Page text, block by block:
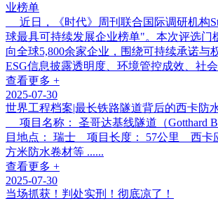
业榜单
近日，《时代》周刊联合国际调研机构
球最具可持续发展企业榜单"。本次评选门
向全球5,800余家企业，围绕可持续承诺与
ESG信息披露透明度、环境管控成效、社
查看更多 +
2025-07-30
世界工程档案|最长铁路隧道背后的西卡防
项目名称： 圣哥达基线隧道（Gotthard
目地点： 瑞士 项目长度： 57公里 西卡
方米防水卷材等 ......
查看更多 +
2025-07-30
当场抓获！判处实刑！彻底凉了！